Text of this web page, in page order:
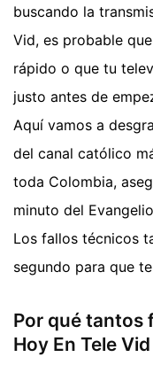
buscando la
Vid, es probable
rápido o que tu
justo antes de
Aquí vamos a
del canal católico
toda Colombia,
minuto del
Los fallos técnicos
segundo para que
Por qué tantos
Hoy En Tele Vid